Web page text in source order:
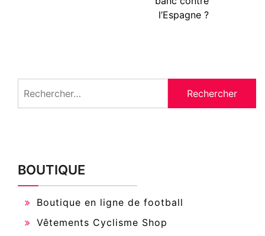
l’Espagne ?
BOUTIQUE
Boutique en ligne de football
Vêtements Cyclisme Shop